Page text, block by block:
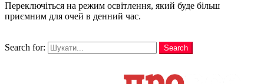
Переключіться на режим освітлення, який буде більш
приємним для очей в денний час.
Search for:
Search